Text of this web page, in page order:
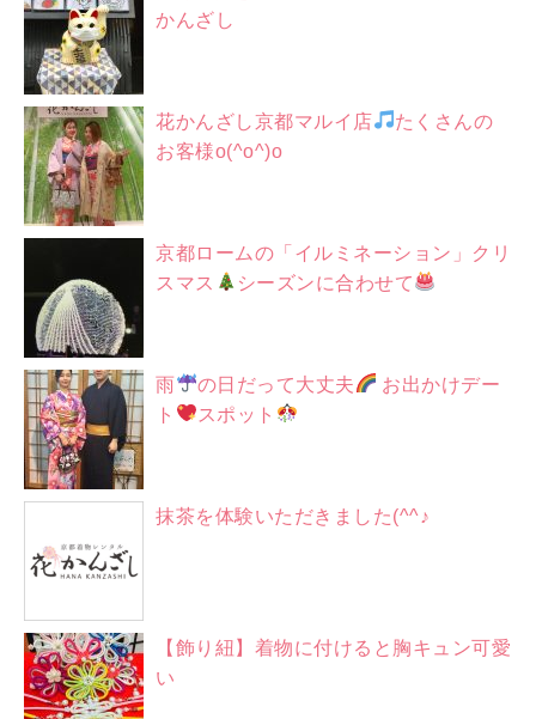
かんざし
花かんざし京都マルイ店
たくさんの
お客様o(^o^)o
京都ロームの「イルミネーション」クリ
スマス
シーズンに合わせて
雨 の日だって大丈夫
お出かけデー
ト
スポット
抹茶を体験いただきました(^^♪
【飾り紐】着物に付けると胸キュン可愛
い